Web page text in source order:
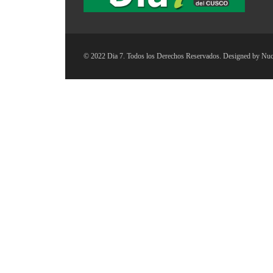
© 2022 Dia 7. Todos los Derechos Reservados. Designed by